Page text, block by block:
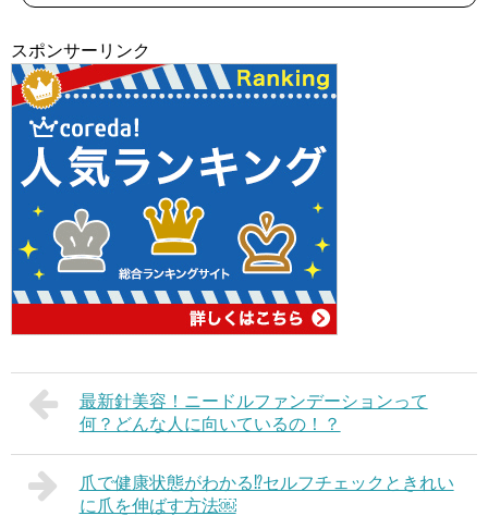
入
スポンサーリンク
最新針美容！ニードルファンデーションって
何？どんな人に向いているの！？
爪で健康状態がわかる⁉︎セルフチェックときれい
に爪を伸ばす方法￼